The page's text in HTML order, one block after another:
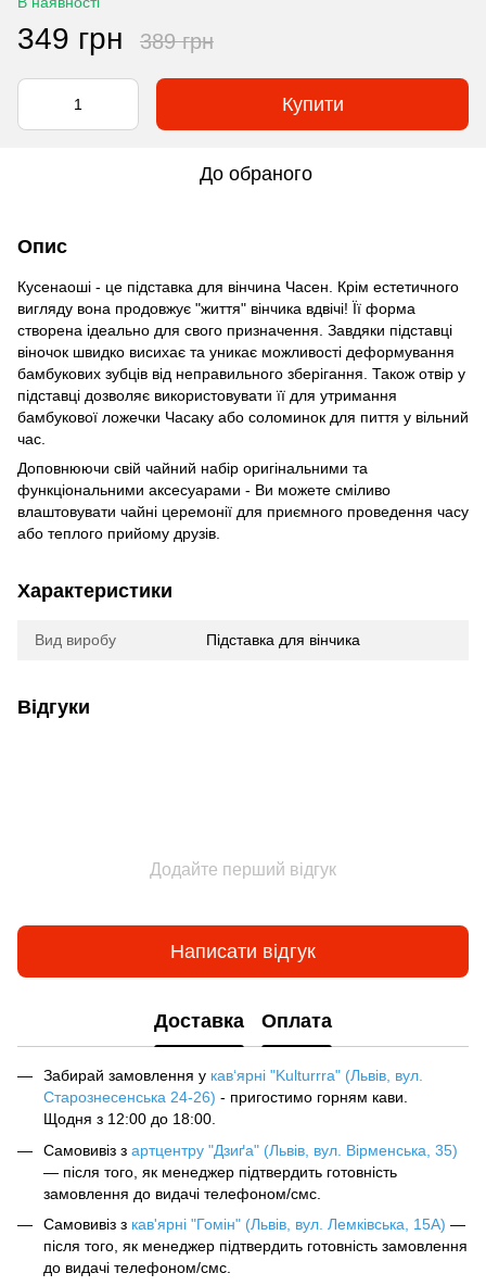
349 грн 389 грн
Купити
До обраного
Опис
Кусенаоші - це підставка для вінчина Часен. Крім естетичного
вигляду вона продовжує "життя" вінчика вдвічі! Її форма
створена ідеально для свого призначення. Завдяки підставці
віночок швидко висихає та уникає можливості деформування
бамбукових зубців від неправильного зберігання. Також отвір у
підставці дозволяє використовувати її для утримання
бамбукової ложечки Часаку або соломинок для пиття у вільний
час.
Доповнюючи свій чайний набір оригінальними та
функціональними аксесуарами - Ви можете сміливо
влаштовувати чайні церемонії для приємного проведення часу
або теплого прийому друзів.
Характеристики
Вид виробу Підставка для вінчика
Відгуки
Додайте перший відгук
Написати відгук
Доставка Оплата
Забирай замовлення у кав‘ярні "Kulturrra" (Львів, вул.
Старознесенська 24-26) - пригостимо горням кави.
Щодня з 12:00 до 18:00.
Самовивіз з артцентру "Дзиґа" (Львів, вул. Вірменська, 35)
— після того, як менеджер підтвердить готовність
замовлення до видачі телефоном/смс.
Самовивіз з кав'ярні "Гомін" (Львів, вул. Лемківська, 15А) —
після того, як менеджер підтвердить готовність замовлення
до видачі телефоном/смс.